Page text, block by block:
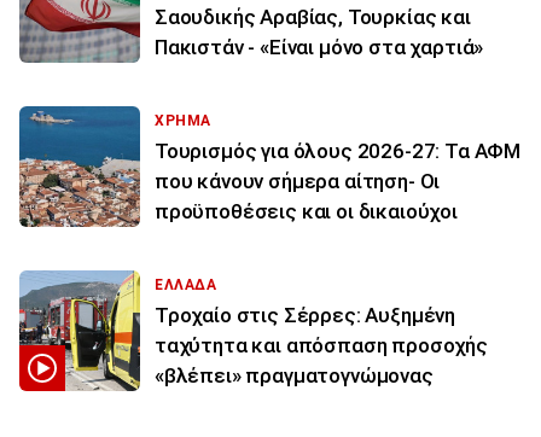
Σαουδικής Αραβίας, Τουρκίας και
Πακιστάν - «Είναι μόνο στα χαρτιά»
ΧΡΗΜΑ
Τουρισμός για όλους 2026-27: Τα ΑΦΜ
που κάνουν σήμερα αίτηση- Οι
προϋποθέσεις και οι δικαιούχοι
ΕΛΛΑΔΑ
Τροχαίο στις Σέρρες: Αυξημένη
ταχύτητα και απόσπαση προσοχής
«βλέπει» πραγματογνώμονας